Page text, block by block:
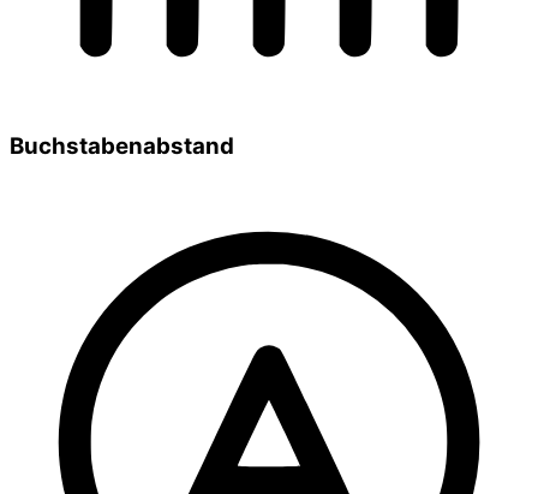
Buchstabenabstand